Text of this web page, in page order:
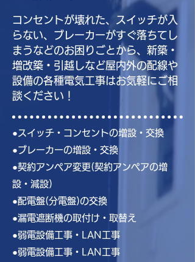
コンセントが壊れた、スイッチが入
らない、ブレーカーがすぐ落ちてし
まうなどのお困りごとから、新築・
増改築・引越しなど屋内外の配線や
設備の各種電気工事はお気軽にご相
談ください！
●スイッチ・コンセントの増設・交換
●ブレーカーの増設・交換
●契約アンペア変更(契約アンペアの増
設・減設)
●配電盤(分電盤)の交換
●漏電遮断機の取付け・取替え
●弱電設備工事・LAN工事
●弱電設備工事・LAN工事